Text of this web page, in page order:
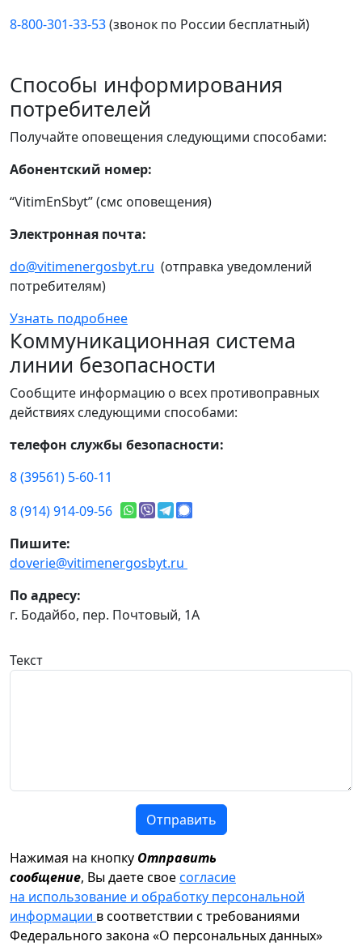
8-800-301-33-53(звонок по России бесплатный)
Способы информирования
потребителей
Получайте оповещения следующими способами:
Абонентский номер:
“VitimEnSbyt” (смс оповещения)
Электронная почта:
do@vitimenergosbyt.ru (отправка уведомлений
потребителям)
Узнать подробнее
Коммуникационная система
линии безопасности
Сообщите информацию о всех противоправных
действиях следующими способами:
телефон службы безопасности:
8 (39561) 5-60-11
8 (914) 914-09-56
Пишите:
doverie@vitimenergosbyt.ru
По адресу:
г. Бодайбо, пер. Почтовый, 1А
Текст
Отправить
Нажимая на кнопку Отправить
сообщение, Вы даете своесогласие
на использование и обработку персональной
информации в соответствии с требованиями
Федерального закона «О персональных данных»